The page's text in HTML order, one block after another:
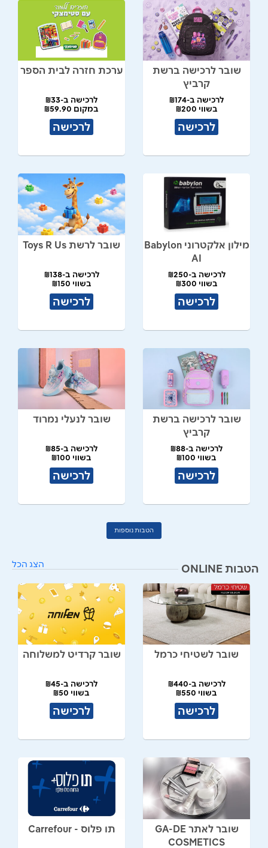
שובר לרכישה ברשת
קרביץ
לרכישה ב-₪174
בשווי ₪200
לרכישה
ערכת חזרה לבית הספר
לרכישה ב-₪33
במקום ₪59.90
לרכישה
מילון אלקטרוני Babylon
AI
לרכישה ב-₪250
בשווי ₪300
לרכישה
שובר לרשת Toys R Us
לרכישה ב-₪138
בשווי ₪150
לרכישה
שובר לרכישה ברשת
קרביץ
לרכישה ב-₪88
בשווי ₪100
לרכישה
שובר לנעלי נמרוד
לרכישה ב-₪85
בשווי ₪100
לרכישה
הטבות נוספות
הטבות ONLINE הצג הכל
שובר לשטיחי כרמל
לרכישה ב-₪440
בשווי ₪550
לרכישה
שובר קרדיט למשלוחה
לרכישה ב-₪45
בשווי ₪50
לרכישה
שובר לאתר GA-DE
COSMETICS
תו פלוס - Carrefour